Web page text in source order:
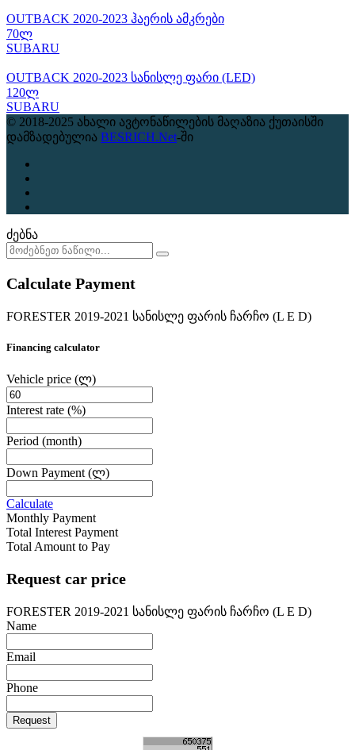
OUTBACK 2020-2023 ჰაერის ამკრები
70ლ
SUBARU
OUTBACK 2020-2023 სანისლე ფარი (LED)
120ლ
SUBARU
© 2018-2025 ახალი ავტონაწილების მაღაზია ქუთაისში
დამზადებულია BESRICH.Net-ში
ძებნა
Calculate Payment
FORESTER 2019-2021 სანისლე ფარის ჩარჩო (L E D)
Financing calculator
Vehicle price (ლ)
Interest rate (%)
Period (month)
Down Payment (ლ)
Calculate
Monthly Payment
Total Interest Payment
Total Amount to Pay
Request car price
FORESTER 2019-2021 სანისლე ფარის ჩარჩო (L E D)
Name
Email
Phone
Request